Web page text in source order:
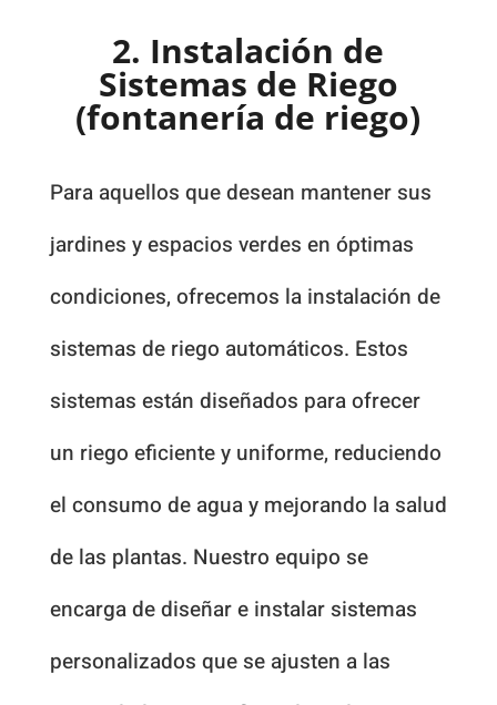
2. Instalación de
Sistemas de Riego
(fontanería de riego)
Para aquellos que desean mantener sus
jardines y espacios verdes en óptimas
condiciones, ofrecemos la instalación de
sistemas de riego automáticos. Estos
sistemas están diseñados para ofrecer
un riego eficiente y uniforme, reduciendo
el consumo de agua y mejorando la salud
de las plantas. Nuestro equipo se
encarga de diseñar e instalar sistemas
personalizados que se ajusten a las